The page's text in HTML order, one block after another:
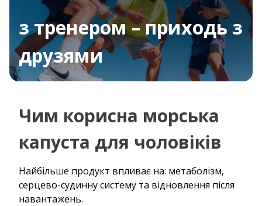
з тренером – приходь з
друзями
Чим корисна морська
капуста для чоловіків
Найбільше продукт впливає на: метаболізм,
серцево-судинну систему та відновлення після
навантажень.